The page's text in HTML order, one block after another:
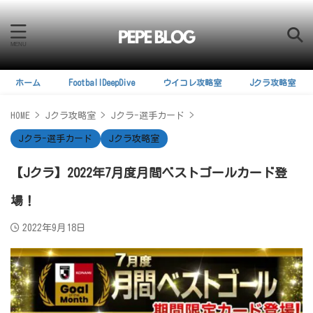
ホーム FootballDeepDive ウイコレ攻略室 Jクラ攻略室
HOME > Jクラ攻略室 > Jクラ-選手カード >
Jクラ-選手カード Jクラ攻略室
【Jクラ】2022年7月度月間ベストゴールカード登
場！
2022年9月18日